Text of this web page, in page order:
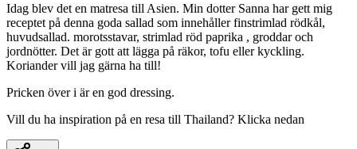
Idag blev det en matresa till Asien. Min dotter Sanna har gett mig
receptet på denna goda sallad som innehåller finstrimlad rödkål,
huvudsallad. morotsstavar, strimlad röd paprika , groddar och
jordnötter. Det är gott att lägga på räkor, tofu eller kyckling.
Koriander vill jag gärna ha till!
Pricken över i är en god dressing.
Vill du ha inspiration på en resa till Thailand? Klicka nedan